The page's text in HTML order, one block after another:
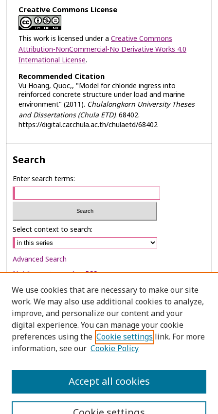
Creative Commons License
This work is licensed under a Creative Commons
Attribution-NonCommercial-No Derivative Works 4.0
International License.
Recommended Citation
Vu Hoang, Quoc,, "Model for chloride ingress into
reinforced concrete structure under load and marine
environment" (2011). Chulalongkorn University Theses
and Dissertations (Chula ETD). 68402.
https://digital.car.chula.ac.th/chulaetd/68402
Search
Enter search terms:
Select context to search:
Advanced Search
Notify me via email orRSS
Browse
Collections
Disciplines
Authors
We use cookies that are necessary to make our site
work. We may also use additional cookies to analyze,
improve, and personalize our content and your
digital experience. You can manage your cookie
preferences using the Cookie settings link. For more
information, see our Cookie Policy
Accept all cookies